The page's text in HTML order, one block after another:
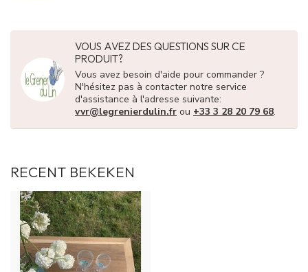
VOUS AVEZ DES QUESTIONS SUR CE
PRODUIT?
Vous avez besoin d'aide pour commander ?
N'hésitez pas à contacter notre service
d'assistance à l'adresse suivante:
vvr@legrenierdulin.fr ou +33 3 28 20 79 68.
RECENT BEKEKEN